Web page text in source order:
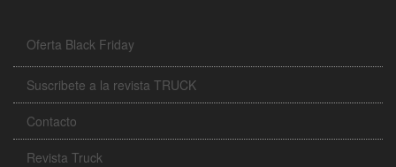
Oferta Black Friday
Suscribete a la revista TRUCK
Contacto
Revista Truck